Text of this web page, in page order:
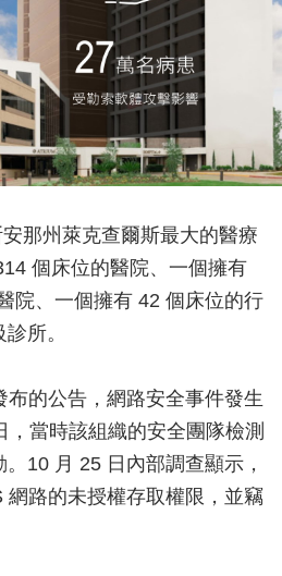
那州萊克查爾斯最大的醫療
個床位的醫院、一個擁有
院、一個擁有 42 個床位的行
所。
的公告，網路安全事件發生
當時該組織的安全團隊檢測
10 月 25 日內部調查顯示，
路的未授權存取權限，並竊